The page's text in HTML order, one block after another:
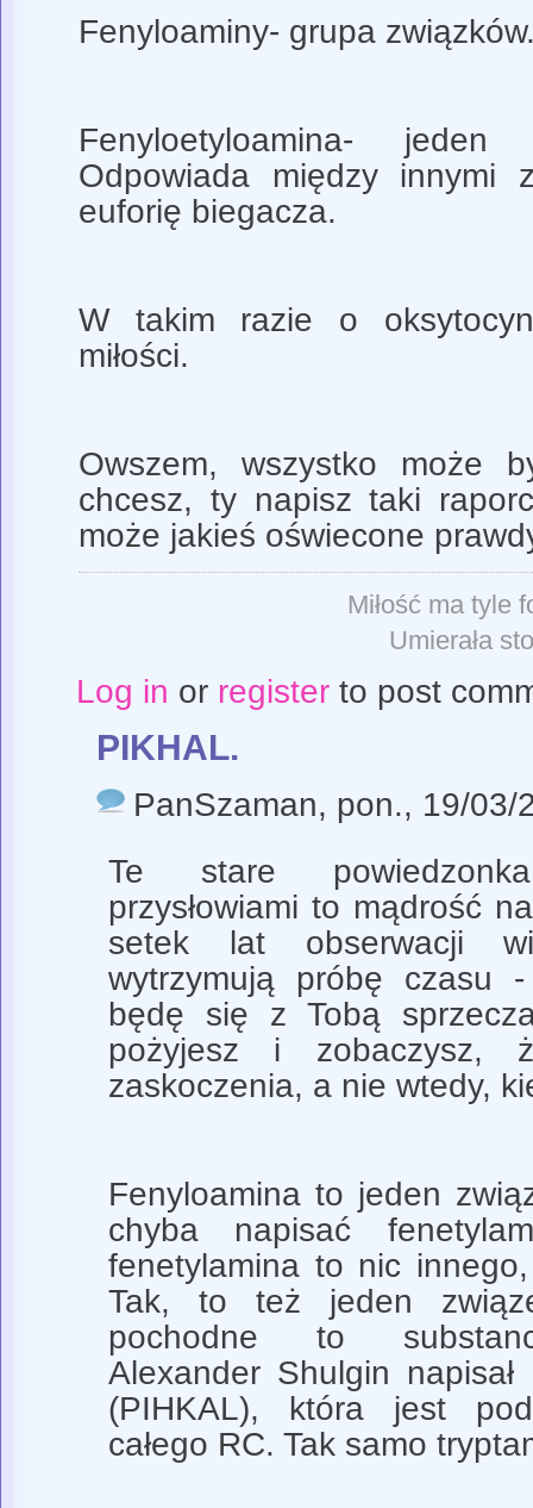
Fenyloaminy- grupa
Fenyloetyloamina- jeden
Odpowiada między innymi
euforię biegacza.
W takim razie o
miłości.
Owszem, wszystko może
chcesz, ty napisz taki
może jakieś oświecone
Miłość ma tyle
Umierała
Log in or registerto post
PIKHAL.
PanSzaman, pon., 19/03/
Te stare
przysłowiami to mądrość
setek lat obserwacji
wytrzymują próbę czasu
będę się z Tobą
pożyjesz i zobaczysz,
zaskoczenia, a nie wtedy,
Fenyloamina to jeden
chyba napisać
fenetylamina to nic
Tak, to też jeden
pochodne to
Alexander Shulgin
(PIHKAL), która jest
całego RC. Tak samo